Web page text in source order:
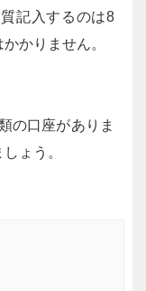
記入するのは8
かりません。
の口座がありま
ょう。